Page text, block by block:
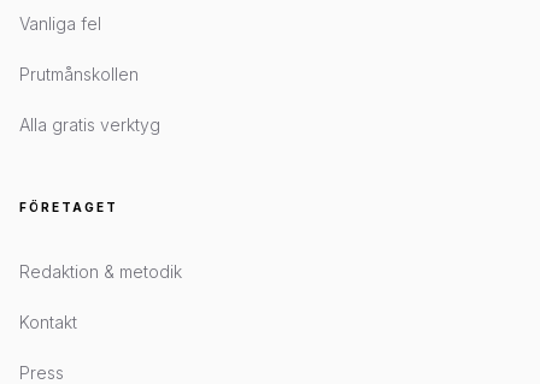
Vanliga fel
Prutmånskollen
Alla gratis verktyg
FÖRETAGET
Redaktion & metodik
Kontakt
Press